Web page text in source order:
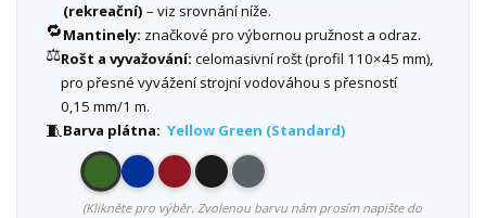
(rekreační) – viz srovnání níže.
🔁Mantinely: značkové pro výbornou pružnost a odraz.
⚖️Rošt a vyvažování: celomasivní rošt (profil 110×45 mm),
pro přesné vyvážení strojní vodováhou s přesností
0,15 mm/1 m.
🧵Barva plátna: Yellow Green (Standard)
(Klikněte pro výběr. Zvolenou barvu nám prosím napište do